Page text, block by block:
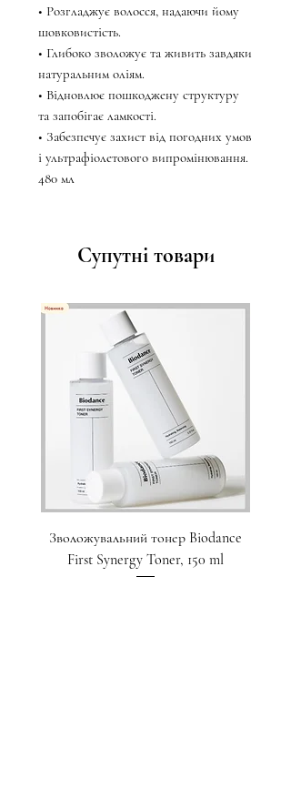
• Розгладжує волосся, надаючи йому
шовковистість.
• Глибоко зволожує та живить завдяки
натуральним оліям.
• Відновлює пошкоджену структуру
та запобігає ламкості.
• Забезпечує захист від погодних умов
і ультрафіолетового випромінювання.
480 мл
Супутні товари
Зволожувальний тонер Biodance
First Synergy Toner, 150 ml